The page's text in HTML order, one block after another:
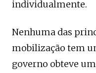
individualmente.
Nenhuma das
mobilização tem
governo obteve